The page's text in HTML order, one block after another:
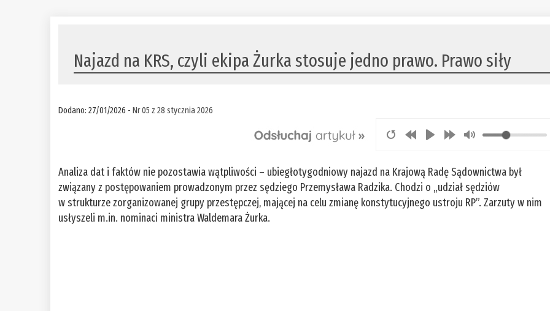
Najazd na KRS, czyli ekipa Żurka stosuje jedno prawo. Prawo siły
Dodano: 27/01/2026 -Nr 05 z 28 stycznia 2026
Analiza dat i faktów nie pozostawia wątpliwości – ubiegłotygodniowy najazd na Krajową Radę Sądownictwa był
związany z postępowaniem prowadzonym przez sędziego Przemysława Radzika. Chodzi o „udział sędziów
w strukturze zorganizowanej grupy przestępczej, mającej na celu zmianę konstytucyjnego ustroju RP”. Zarzuty w nim
usłyszeli m.in. nominaci ministra Waldemara Żurka.